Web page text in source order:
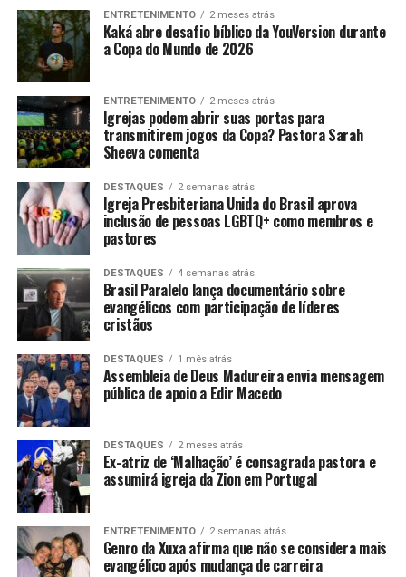
ENTRETENIMENTO 2 meses atrás
Kaká abre desafio bíblico da YouVersion durante
a Copa do Mundo de 2026
ENTRETENIMENTO 2 meses atrás
Igrejas podem abrir suas portas para
transmitirem jogos da Copa? Pastora Sarah
Sheeva comenta
DESTAQUES 2 semanas atrás
Igreja Presbiteriana Unida do Brasil aprova
inclusão de pessoas LGBTQ+ como membros e
pastores
DESTAQUES 4 semanas atrás
Brasil Paralelo lança documentário sobre
evangélicos com participação de líderes
cristãos
DESTAQUES 1 mês atrás
Assembleia de Deus Madureira envia mensagem
pública de apoio a Edir Macedo
DESTAQUES 2 meses atrás
Ex-atriz de ‘Malhação’ é consagrada pastora e
assumirá igreja da Zion em Portugal
ENTRETENIMENTO 2 semanas atrás
Genro da Xuxa afirma que não se considera mais
evangélico após mudança de carreira